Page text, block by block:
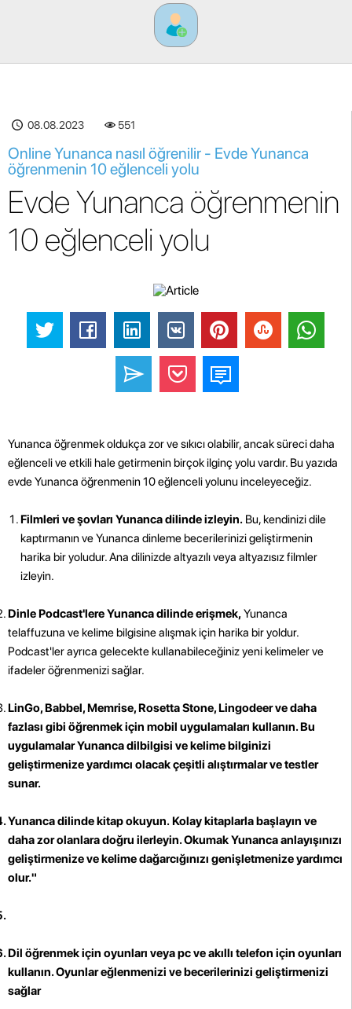
08.08.2023 551
Online Yunanca nasıl öğrenilir - Evde Yunanca
öğrenmenin 10 eğlenceli yolu
Evde Yunanca öğrenmenin
10 eğlenceli yolu
Yunanca öğrenmek oldukça zor ve sıkıcı olabilir, ancak süreci daha
eğlenceli ve etkili hale getirmenin birçok ilginç yolu vardır. Bu yazıda
evde Yunanca öğrenmenin 10 eğlenceli yolunu inceleyeceğiz.
Filmleri ve şovları Yunanca dilinde izleyin. Bu, kendinizi dile
kaptırmanın ve Yunanca dinleme becerilerinizi geliştirmenin
harika bir yoludur. Ana dilinizde altyazılı veya altyazısız filmler
izleyin.
Dinle Podcast'lere Yunanca dilinde erişmek,Yunanca
telaffuzuna ve kelime bilgisine alışmak için harika bir yoldur.
Podcast'ler ayrıca gelecekte kullanabileceğiniz yeni kelimeler ve
ifadeler öğrenmenizi sağlar.
LinGo, Babbel, Memrise, Rosetta Stone, Lingodeer ve daha
fazlası gibi öğrenmek için mobil uygulamaları kullanın. Bu
uygulamalar Yunanca dilbilgisi ve kelime bilginizi
geliştirmenize yardımcı olacak çeşitli alıştırmalar ve testler
sunar.
Yunanca dilinde kitap okuyun.Kolay kitaplarla başlayın ve
daha zor olanlara doğru ilerleyin. Okumak Yunanca anlayışınızı
geliştirmenize ve kelime dağarcığınızı genişletmenize yardımcı
olur."
Dil öğrenmek için oyunları veya pc ve akıllı telefon için oyunları
kullanın. Oyunlar eğlenmenizi ve becerilerinizi geliştirmenizi
sağlar